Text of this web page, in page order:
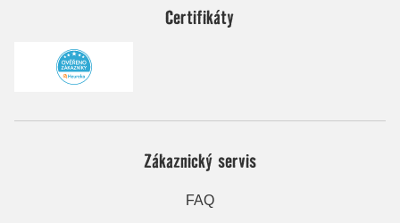
Certifikáty
Zákaznický servis
FAQ